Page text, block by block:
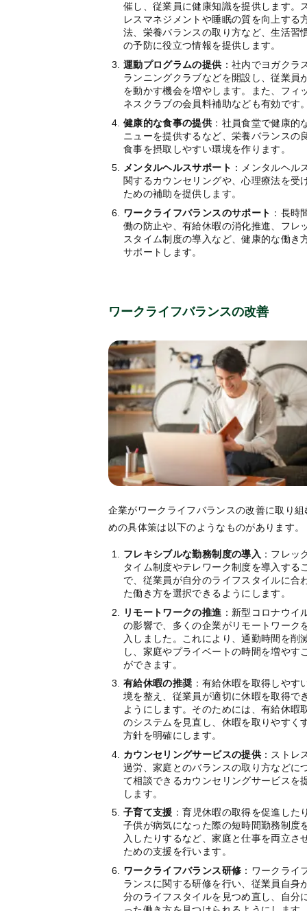
催し、従業員に健康知識を提供します。
レスマネジメントや睡眠の質を向上する
法、栄養バランスの取り方など、生活習
の予防に役立つ情報を提供します。
運動プログラムの提供 ：社内でヨガクラ
ランニングクラブなどを開設し、従業員
を動かす機会を増やします。また、フィ
ネスクラブの会員料補助なども有効です
健康的な食事の提供 ：社員食堂で健康的
ニューを提供するなど、栄養バランスの
食事を摂取しやすい環境を作ります。
メンタルヘルスサポート ：メンタルヘル
関するカウンセリングや、心理療法を受
ための補助を提供します。
ワークライフバランスのサポート ：長時
働の防止や、有給休暇の消化推進、フレ
スタイム制度の導入など、健康的な働き
サポートします。
ワークライフバランスの改善
企業がワークライフバランスの改善に取り組
めの具体策は以下のようなものがあります。
フレキシブルな勤務制度の導入 ：フレッ
タイム制度やテレワーク制度を導入する
で、従業員が自分のライフスタイルに合
た働き方を選択できるようにします。
リモートワークの推進 ：新型コロナウイ
の影響で、多くの企業がリモートワーク
入しました。これにより、通勤時間を削
し、家庭やプライベートの時間を増やす
ができます。
有給休暇の推奨 ：有給休暇を取得しやす
境を整え、従業員が適切に休暇を取得で
ようにします。そのためには、有給休暇
のシステムを見直し、休暇を取りやすく
方針を明確にします。
カウンセリングサービスの提供：ストレ
過労、家庭とのバランスの取り方などに
て相談できるカウンセリングサービスを
します。
子育て支援 ：育児休暇の取得を促進した
子供が病気になった際の短時間勤務制度
入したりするなど、家庭と仕事を両立さ
ための支援を行います。
ワークライフバランス研修 ：ワークライ
ランスに関する研修を行い、従業員自身
分のライフスタイルを見つめ直し、自分